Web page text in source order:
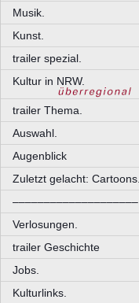
Musik.
Kunst.
trailer spezial.
Kultur in NRW.
trailer Thema.
Auswahl.
Augenblick
Zuletzt gelacht: Cartoons.
––––––––––––––––––––
Verlosungen.
trailer Geschichte
Jobs.
Kulturlinks.